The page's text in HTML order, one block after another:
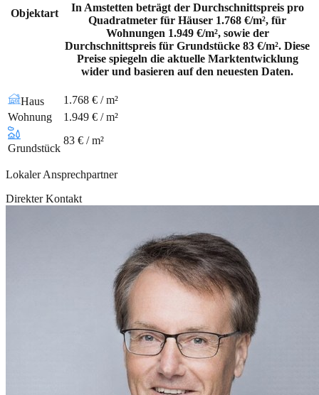
Objektart
In Amstetten beträgt der Durchschnittspreis pro
Quadratmeter für Häuser 1.768 €/m², für
Wohnungen 1.949 €/m², sowie der
Durchschnittspreis für Grundstücke 83 €/m². Diese
Preise spiegeln die aktuelle Marktentwicklung
wider und basieren auf den neuesten Daten.
Haus
1.768 € / m²
Wohnung
1.949 € / m²
Grundstück
83 € / m²
Lokaler Ansprechpartner
Direkter Kontakt